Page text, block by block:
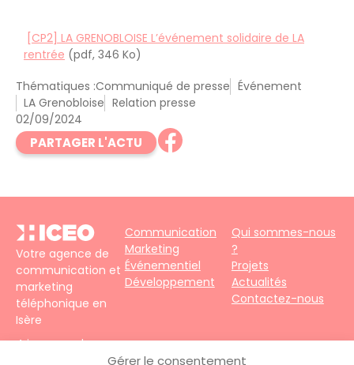
Gérer le consentement
[CP2] LA GRENOBLOISE L’événement solidaire de LA
rentrée (pdf, 346 Ko)
Thématiques :Communiqué de presse Événement
LA Grenobloise Relation presse
02/09/2024
PARTAGER L'ACTU
Votre agence de
communication et
marketing
téléphonique en
Isère
4 impasse du
Faubourg – 38690
Communication
Marketing
Événementiel
Développement
Qui sommes-nous
?
Projets
Actualités
Contactez-nous